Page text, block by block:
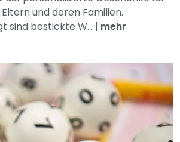
und deren Familien.
sind bestickte W... | mehr